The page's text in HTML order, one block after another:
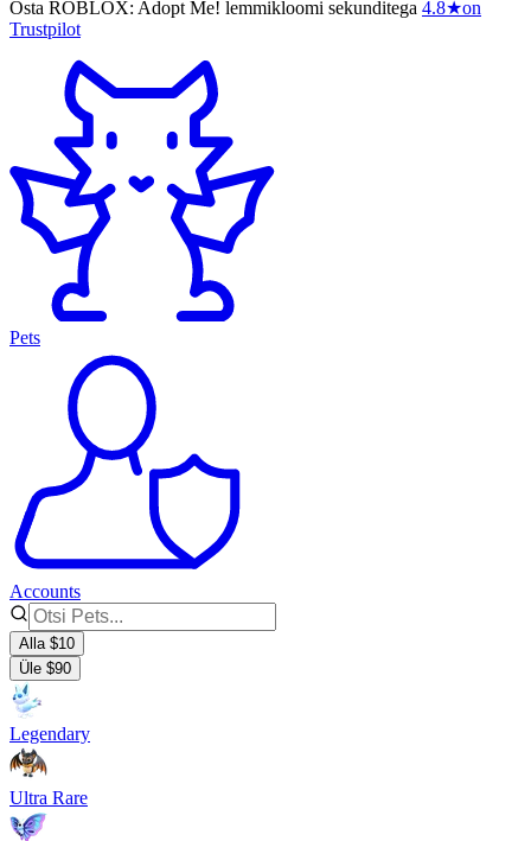
Osta ROBLOX: Adopt Me! lemmikloomi sekunditega 4.8★on
Trustpilot
Pets
Accounts
Alla $10
Üle $90
Legendary
Ultra Rare